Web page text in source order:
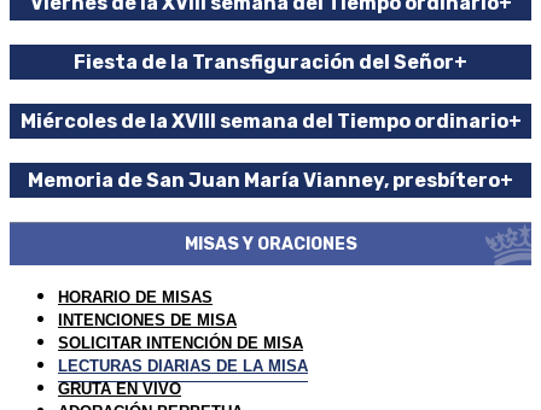
Fiesta de la Transfiguración del Señor+
Miércoles de la XVIII semana del Tiempo ordinario+
Memoria de San Juan María Vianney, presbítero+
MISAS Y ORACIONES
HORARIO DE MISAS
INTENCIONES DE MISA
SOLICITAR INTENCIÓN DE MISA
LECTURAS DIARIAS DE LA MISA
GRUTA EN VIVO